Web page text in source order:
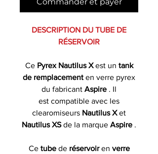
DESCRIPTION DU TUBE DE
RÉSERVOIR
Ce Pyrex Nautilus Xest un tank
de remplacement en verre pyrex
du fabricant Aspire . Il
est compatible avec les
clearomiseurs Nautilus Xet
Nautilus XSde la marque Aspire .
Ce tube de réservoiren verre